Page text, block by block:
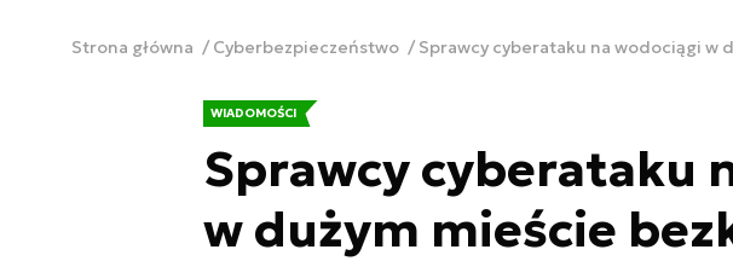
Strona główna Cyberbezpieczeństwo Sprawcy cyberataku na wodociągi w
WIADOMOŚCI
Sprawcy cyberataku
w dużym mieście